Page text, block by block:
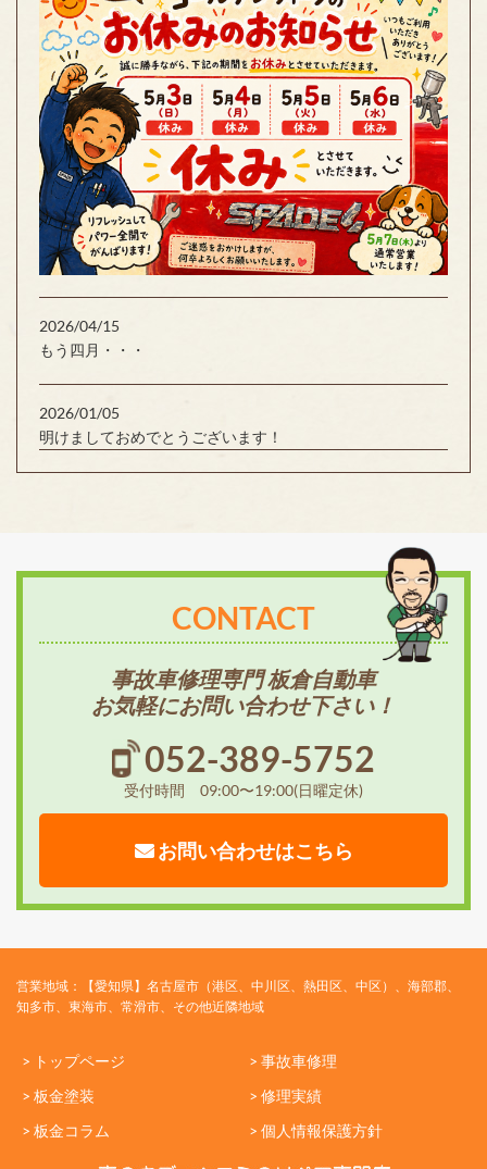
2026/04/15
もう四月・・・
2026/01/05
明けましておめでとうございます！
CONTACT
事故車修理専門 板倉自動車
お気軽にお問い合わせ下さい！
052-389-5752
受付時間 09:00〜19:00(日曜定休)
お問い合わせはこちら
営業地域：【愛知県】名古屋市（港区、中川区、熱田区、中区）、海部郡、
知多市、東海市、常滑市、その他近隣地域
> トップページ
> 事故車修理
> 板金塗装
> 修理実績
> 板金コラム
> 個人情報保護方針